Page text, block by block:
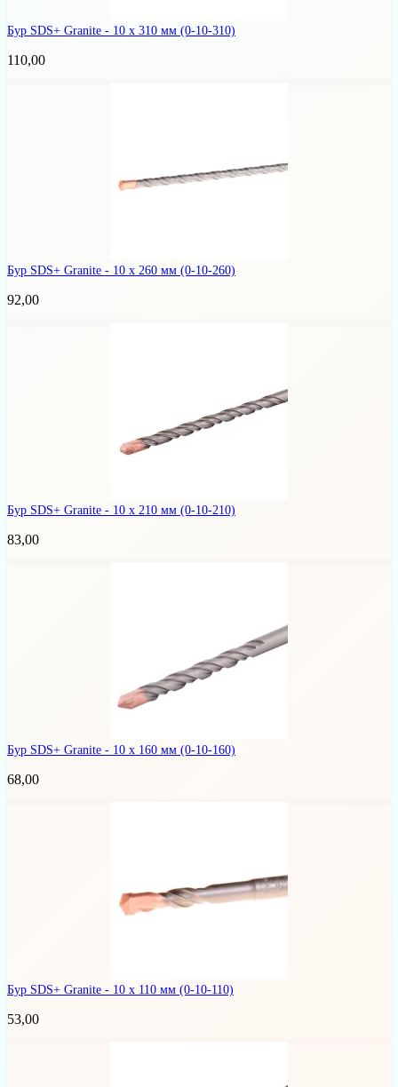
Бур SDS+ Granite - 10 х 310 мм (0-10-310)
110,00
Бур SDS+ Granite - 10 х 260 мм (0-10-260)
92,00
Бур SDS+ Granite - 10 х 210 мм (0-10-210)
83,00
Бур SDS+ Granite - 10 х 160 мм (0-10-160)
68,00
Бур SDS+ Granite - 10 х 110 мм (0-10-110)
53,00